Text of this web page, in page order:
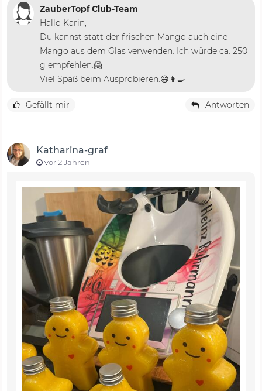
ZauberTopf Club-Team
Hallo Karin,
Du kannst statt der frischen Mango auch eine
Mango aus dem Glas verwenden. Ich würde ca. 250
g empfehlen.🤗
Viel Spaß beim Ausprobieren.😄👩‍🍳
Gefällt mir Antworten
Katharina-graf
vor 2 Jahren